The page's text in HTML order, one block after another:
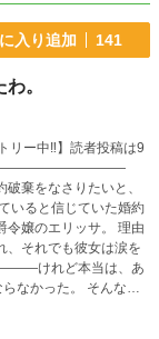
入り追加 141
。
リー中‼️】読者投稿は9
破棄をなさりたいと、
令嬢のエリッサ。 理由
、それでも彼女は涙を
った。 そんな
し伸べる。 新たな婚